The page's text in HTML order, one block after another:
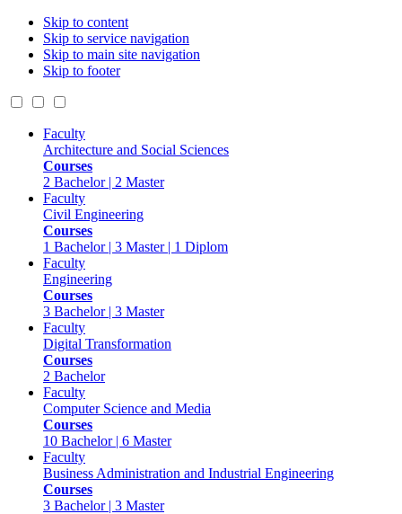
Skip to content
Skip to service navigation
Skip to main site navigation
Skip to footer
Faculty
Architecture and Social Sciences
Courses
2 Bachelor | 2 Master
Faculty
Civil Engineering
Courses
1 Bachelor | 3 Master | 1 Diplom
Faculty
Engineering
Courses
3 Bachelor | 3 Master
Faculty
Digital Transformation
Courses
2 Bachelor
Faculty
Computer Science and Media
Courses
10 Bachelor | 6 Master
Faculty
Business Administration and Industrial Engineering
Courses
3 Bachelor | 3 Master